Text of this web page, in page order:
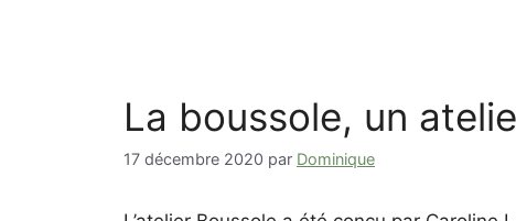
La boussole, un
17 décembre 2020 par Dominique